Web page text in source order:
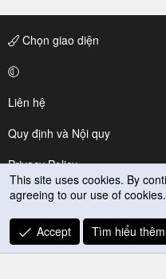
Chọn giao diện
Liên hệ
Quy định và Nội quy
Privacy Policy
Trợ giúp
R
S
This site uses cookies. By
agreeing to our use of cookies.
Accept Tìm hiểu